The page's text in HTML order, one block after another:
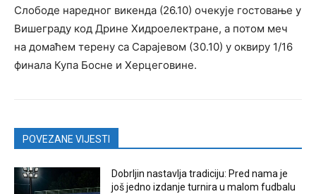
Слободе наредног викенда (26.10) очекује гостовање у
Вишеграду код Дрине Хидроелектране, а потом меч
на домаћем терену са Сарајевом (30.10) у оквиру 1/16
финала Купа Босне и Херцеговине.
POVEZANE VIJESTI
Dobrljin nastavlja tradiciju: Pred nama je
još jedno izdanje turnira u malom fudbalu